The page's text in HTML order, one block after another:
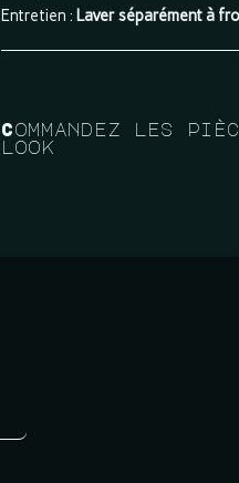
Entretien : Laver séparément à
Commandez les
look